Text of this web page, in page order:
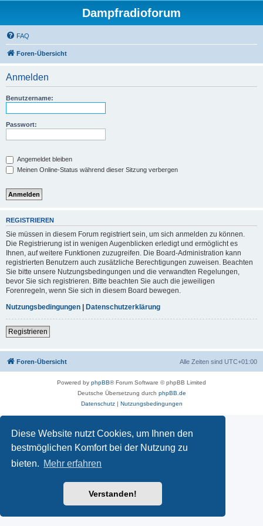
Diese Website nutzt Cookies, um Ihnen den
bestmöglichen Komfort bei der Nutzung zu
bieten. Mehr erfahren
Verstanden!
Dampfradioforum
FAQ
Foren-Übersicht
Anmelden
Benutzername:
Passwort:
Angemeldet bleiben
Meinen Online-Status während dieser Sitzung verbergen
REGISTRIEREN
Sie müssen in diesem Forum registriert sein, um sich anmelden zu können.
Die Registrierung ist in wenigen Augenblicken erledigt und ermöglicht es
Ihnen, auf weitere Funktionen zuzugreifen. Die Board-Administration kann
registrierten Benutzern auch zusätzliche Berechtigungen zuweisen. Beachten
Sie bitte unsere Nutzungsbedingungen und die verwandten Regelungen,
bevor Sie sich registrieren. Bitte beachten Sie auch die jeweiligen
Forenregeln, wenn Sie sich in diesem Board bewegen.
Nutzungsbedingungen | Datenschutzerklärung
Registrieren
Foren-Übersicht Alle Zeiten sind UTC+01:00
Powered by phpBB® Forum Software © phpBB Limited
Deutsche Übersetzung durch phpBB.de
Datenschutz| Nutzungsbedingungen